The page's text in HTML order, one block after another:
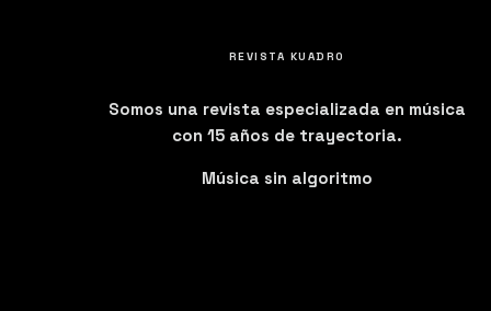
REVISTA KUADRO
Somos una revista especializada en música
con 15 años de trayectoria.
Música sin algoritmo